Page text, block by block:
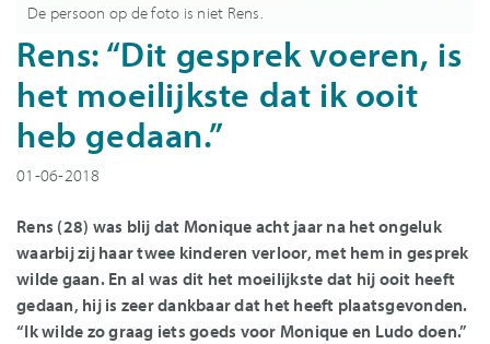
De persoon op de foto is niet Rens.
Rens: “Dit gesprek voeren, is
het moeilijkste dat ik ooit
heb gedaan.”
01-06-2018
Rens (28) was blij dat Monique acht jaar na het ongeluk
waarbij zij haar twee kinderen verloor, met hem in gesprek
wilde gaan. En al was dit het moeilijkste dat hij ooit heeft
gedaan, hij is zeer dankbaar dat het heeft plaatsgevonden.
“Ik wilde zo graag iets goeds voor Monique en Ludo doen.”